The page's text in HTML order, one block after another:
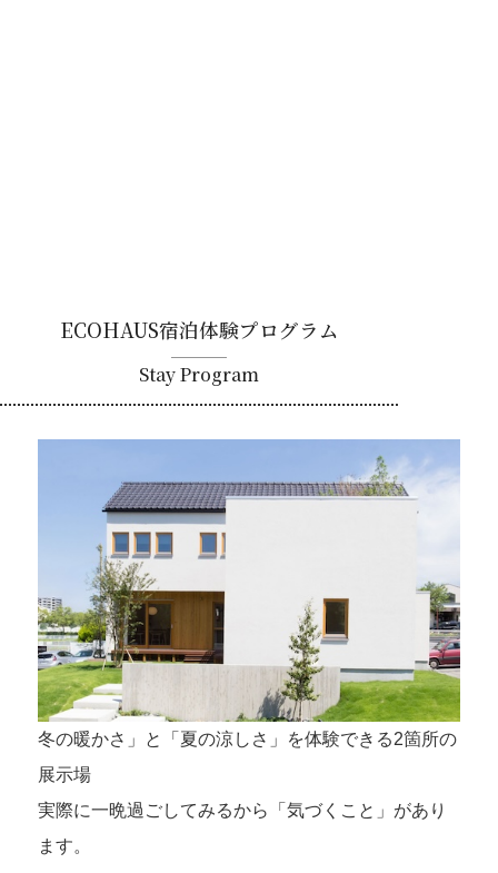
ECOHAUS宿泊体験プログラム
Stay Program
冬の暖かさ」と「夏の涼しさ」を体験できる2箇所の
展示場
実際に一晩過ごしてみるから「気づくこと」があり
ます。